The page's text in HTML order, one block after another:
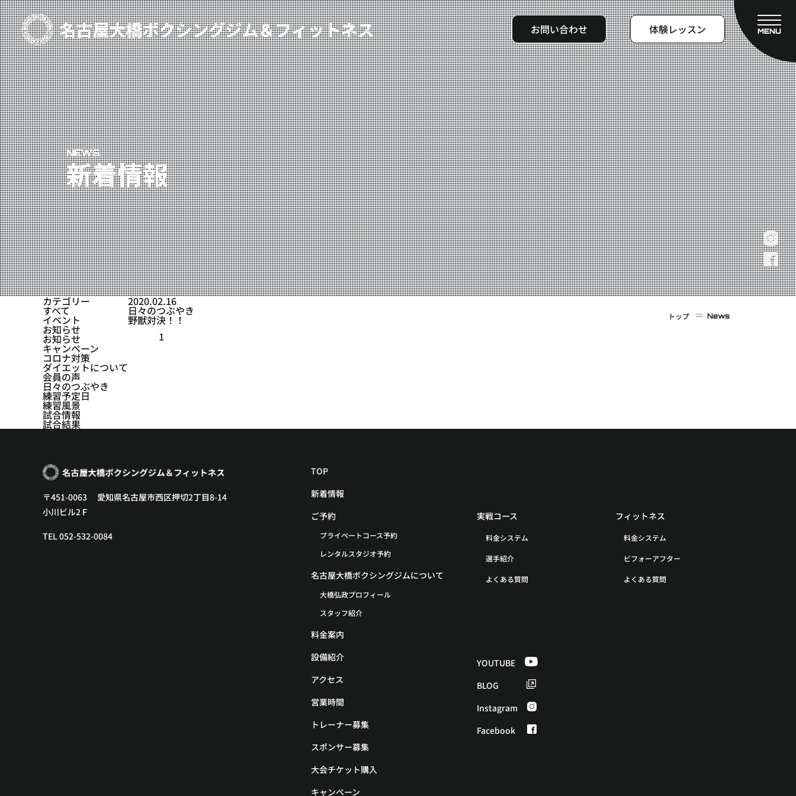
お問い合わせ 体験レッスン
MENU
TOP
新着情報
ご予約
プライベートコース予約
レンタルスタジオ予約
名古屋大橋ボクシングジムについて
大橋弘政プロフィール
スタッフ紹介
料金案内
設備紹介
アクセス
営業時間
トレーナー募集
スポンサー募集
大会チケット購入
キャンペーン
実戦コース
料金システム
選手紹介
よくある質問
フィットネスコース
料金システム
ビフォーアフター
よくある質問
NEWS
新着情報
トップ News
カテゴリー
すべて
イベント
お知らせ
お知らせ
キャンペーン
コロナ対策
ダイエットについて
会員の声
日々のつぶやき
練習予定日
練習風景
試合情報
試合結果
2020.02.16
日々のつぶやき
野獣対決！！
1
〒451-0063 愛知県名古屋市西区押切2丁目8-14
小川ビル2Ｆ
TEL 052-532-0084
TOP
新着情報
ご予約
プライベートコース予約
レンタルスタジオ予約
名古屋大橋ボクシングジムについて
大橋弘政プロフィール
スタッフ紹介
料金案内
設備紹介
アクセス
営業時間
トレーナー募集
スポンサー募集
大会チケット購入
キャンペーン
実戦コース
料金システム
選手紹介
よくある質問
フィットネス
料金システム
ビフォーアフター
よくある質問
YOUTUBE
BLOG
Instagram
Facebook